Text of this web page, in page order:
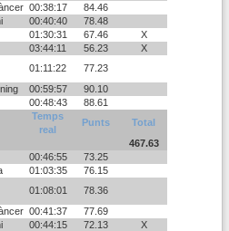
00:38:17
84.46
00:40:40
78.48
01:30:31 67.46
X
03:44:11 56.23
X
01:11:22
77.23
00:59:57
90.10
00:48:43
88.61
Temps
real
Punts
Total
467.63
00:46:55
73.25
01:03:35
76.15
01:08:01
78.36
00:41:37
77.69
00:44:15 72.13
X